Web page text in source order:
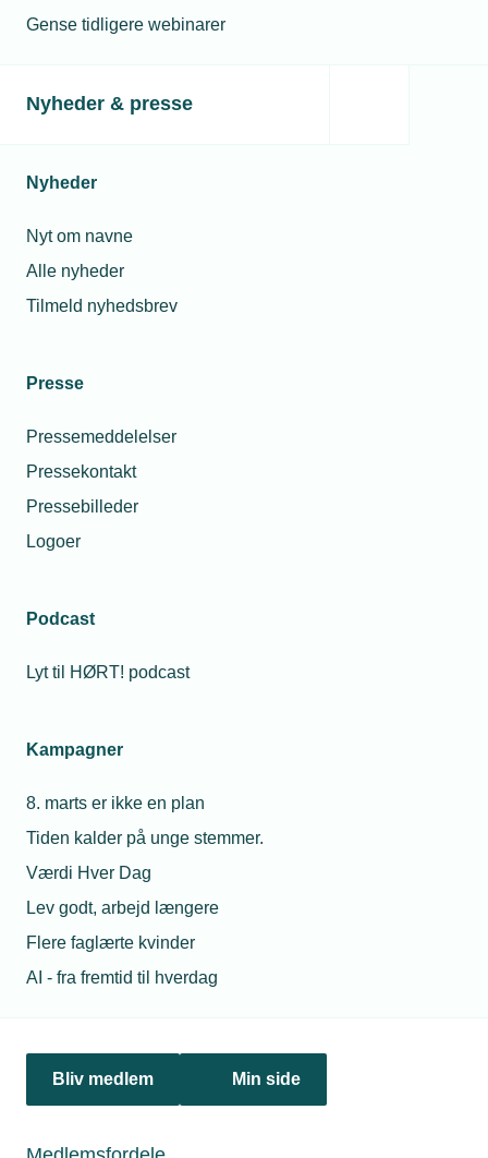
Gense tidligere webinarer
Nyheder & presse
Nyheder
Nyt om navne
Alle nyheder
Tilmeld nyhedsbrev
Presse
Pressemeddelelser
Pressekontakt
Pressebilleder
Logoer
Podcast
Lyt til HØRT! podcast
Kampagner
8. marts er ikke en plan
Tiden kalder på unge stemmer.
Værdi Hver Dag
Lev godt, arbejd længere
Flere faglærte kvinder
AI - fra fremtid til hverdag
Bliv medlem Min side
Politik & analyse
jura@tekniq.dk
tekniq@tekniq.dk